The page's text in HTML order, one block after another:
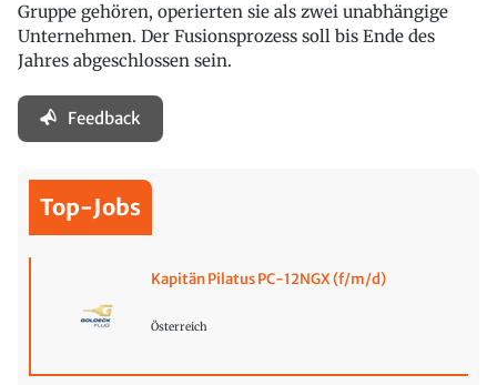
Gruppe gehören, operierten sie als zwei unabhängige
Unternehmen. Der Fusionsprozess soll bis Ende des
Jahres abgeschlossen sein.
Feedback
Top-Jobs
Kapitän Pilatus PC-12NGX (f/m/d)
Österreich